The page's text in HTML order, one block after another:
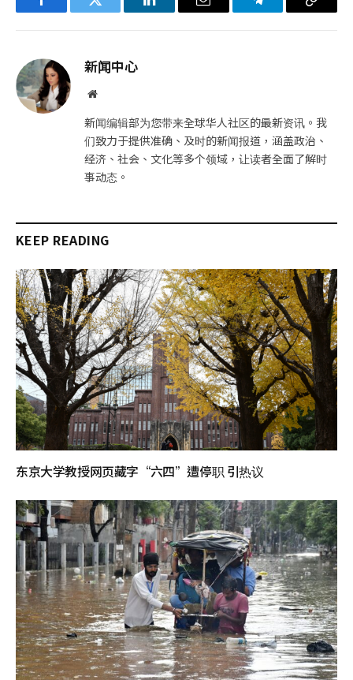
FacebookTwitter LinkedIn电
Telegram复
新闻中心
网
新闻编辑部为您带来全球华人社区的最新资讯。我
们致力于提供准确、及时的新闻报道，涵盖政治、
经济、社会、文化等多个领域，让读者全面了解时
事动态。
KEEP READING
东京大学教授网页藏字“六四”遭停职 引热议